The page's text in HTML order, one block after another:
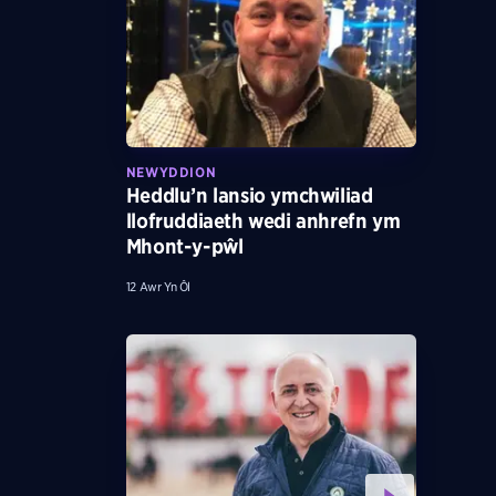
NEWYDDION
Heddlu’n lansio ymchwiliad
llofruddiaeth wedi anhrefn ym
Mhont-y-pŵl
12 Awr Yn Ôl